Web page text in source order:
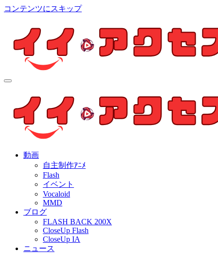
コンテンツにスキップ
個人制作アニメを中心とした動画紹介ブログ
動画
自主制作ｱﾆﾒ
Flash
イベント
Vocaloid
MMD
ブログ
FLASH BACK 200X
CloseUp Flash
CloseUp IA
ニュース